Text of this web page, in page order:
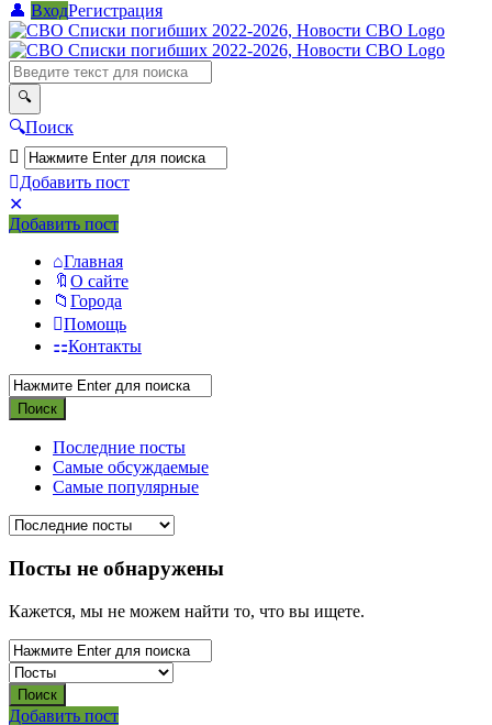
ВходРегистрация
СВО
Списки
погибших
2022-
2026,
Новости
СВО
Поиск
Добавить пост
Мобильное
меню
Добавить пост
Главная
О сайте
Города
Помощь
Контакты
Последние посты
Самые обсуждаемые
Самые популярные
Посты не обнаружены
Кажется, мы не можем найти то, что вы ищете.
Боковая
Добавить пост